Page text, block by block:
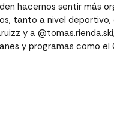
hacernos sentir más
tanto a nivel
y a
y programas como el